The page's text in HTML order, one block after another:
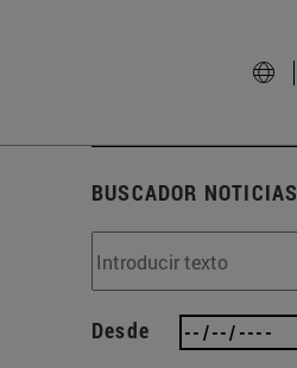
BUSCADOR NOTICIAS
Desde